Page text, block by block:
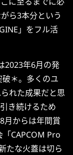
ら3本分という
」をフル活
2023年6月の発
＊。多くのユ
れた成果だと思
き続けるため
月からは年間賞
CAPCOM Pro
たな火蓋は切ら